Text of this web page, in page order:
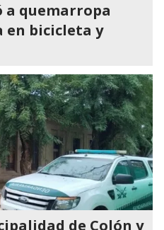
a quemarropa
en bicicleta y
de Colón y